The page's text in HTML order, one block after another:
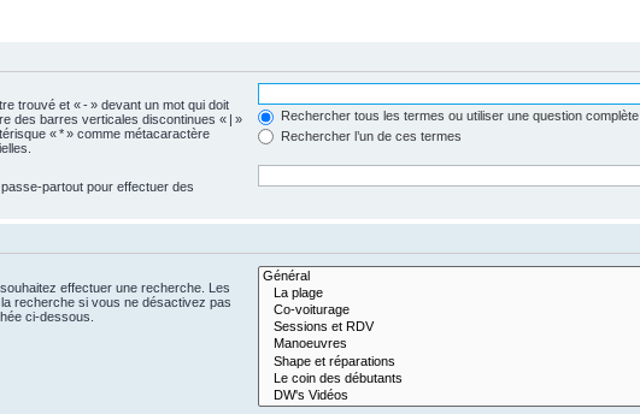
trouvé et « - » devant un mot qui doit
des barres verticales discontinues « | »
« * » comme métacaractère
Rechercher tous les termes ou utiliser une question complète
Rechercher l’un de ces termes
partout pour effectuer des
effectuer une recherche. Les
recherche si vous ne désactivez pas
ci-dessous.